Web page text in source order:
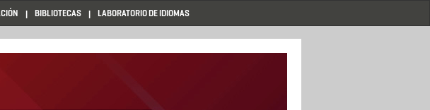
BIBLIOTECAS LABORATORIO DE IDIOMAS